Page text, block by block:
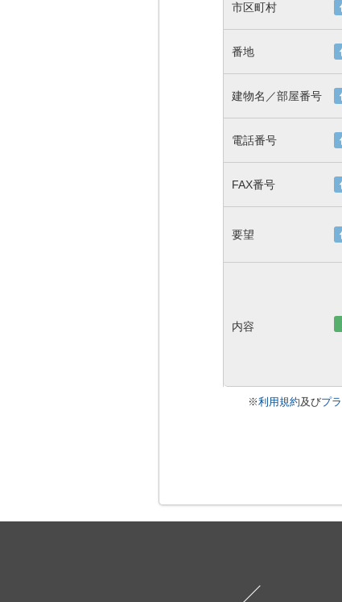
市区町村
番地
建物名／部屋番号
電話番号
FAX番号
要望
内容
※利用規約及びプ